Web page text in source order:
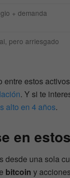
+ demanda
pero arriesgado
estos
. Y si te
alto en 4 años.
en
desde una sola
bitcoin y